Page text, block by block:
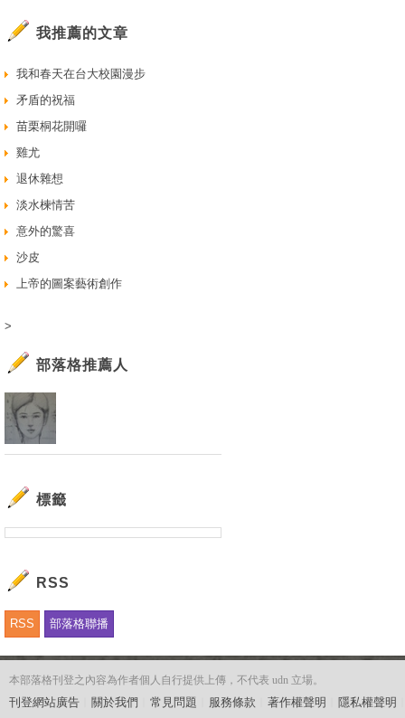
我推薦的文章
我和春天在台大校園漫步
矛盾的祝福
苗栗桐花開囉
雞尤
退休雜想
淡水楝情苦
意外的驚喜
沙皮
上帝的圖案藝術創作
>
部落格推薦人
標籤
RSS
RSS 部落格聯播
本部落格刊登之內容為作者個人自行提供上傳，不代表 udn 立場。
刊登網站廣告 關於我們 常見問題 服務條款 著作權聲明 隱私權聲明